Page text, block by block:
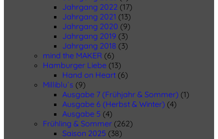
Jahrgang 2022 (17)
Jahrgang 2021 (13)
Jahrgang 2020 (9)
Jahrgang 2019 (3)
Jahrgang 2018 (3)
mind the MAKER (6)
Hamburger Liebe (13)
Hand on Heart (6)
Milliblu´s (9)
Ausgabe 7 (Frühjahr & Sommer) (1)
Ausgabe 6 (Herbst & Winter) (4)
Ausgabe 5 (4)
Frühling & Sommer (262)
Saison 2025 (38)